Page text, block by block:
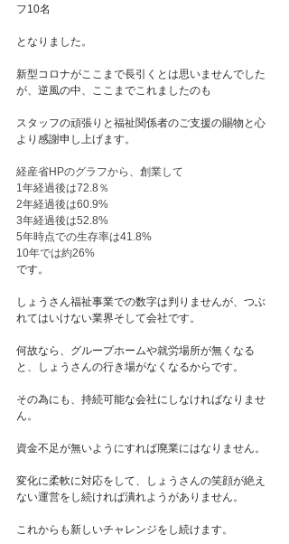
フ10名
となりました。
新型コロナがここまで長引くとは思いませんでした
が、逆風の中、ここまでこれましたのも
スタッフの頑張りと福祉関係者のご支援の賜物と心
より感謝申し上げます。
経産省HPのグラフから、創業して
1年経過後は72.8％
2年経過後は60.9%
3年経過後は52.8%
5年時点での生存率は41.8%
10年では約26%
です。
しょうさん福祉事業での数字は判りませんが、つぶ
れてはいけない業界そして会社です。
何故なら、グループホームや就労場所が無くなる
と、しょうさんの行き場がなくなるからです。
その為にも、持続可能な会社にしなければなりませ
ん。
資金不足が無いようにすれば廃業にはなりません。
変化に柔軟に対応をして、しょうさんの笑顔が絶え
ない運営をし続ければ潰れようがありません。
これからも新しいチャレンジをし続けます。